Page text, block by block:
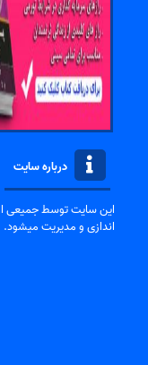
درباره سایت
این سایت توسط جمیعی از
اندازی و مدیریت میشود.